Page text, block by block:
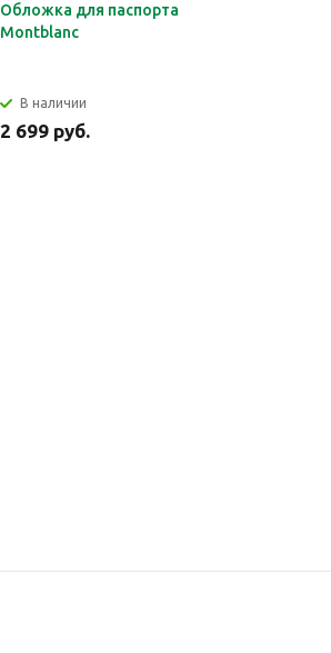
Обложка для паспорта
Montblanc
В наличии
2 699 руб.